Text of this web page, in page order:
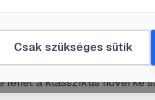
jelmez elengedhetetlen
lehet a klasszikus nővérke
Csak szükséges sütik